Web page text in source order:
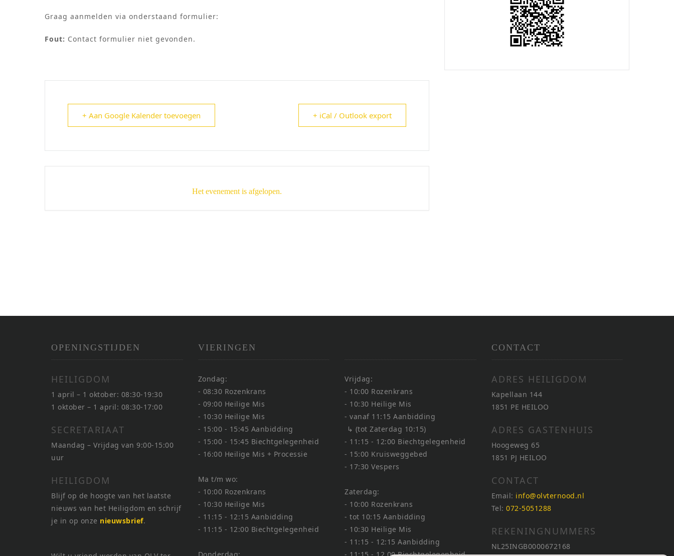
Graag aanmelden via onderstaand formulier:
Fout: Contact formulier niet gevonden.
+ Aan Google Kalender toevoegen + iCal / Outlook export
Het evenement is afgelopen.
OPENINGSTIJDEN
HEILIGDOM
1 april – 1 oktober: 08:30-19:30
1 oktober – 1 april: 08:30-17:00
SECRETARIAAT
Maandag – Vrijdag van 9:00-15:00
uur
HEILIGDOM
Blijf op de hoogte van het laatste
nieuws van het Heiligdom en schrijf
je in op onze nieuwsbrief.
VIERINGEN
Zondag:
- 08:30 Rozenkrans
- 09:00 Heilige Mis
- 10:30 Heilige Mis
- 15:00 - 15:45 Aanbidding
- 15:00 - 15:45 Biechtgelegenheid
- 16:00 Heilige Mis + Processie
Ma t/m wo:
- 10:00 Rozenkrans
- 10:30 Heilige Mis
- 11:15 - 12:15 Aanbidding
- 11:15 - 12:00 Biechtgelegenheid
Donderdag:
Vrijdag:
- 10:00 Rozenkrans
- 10:30 Heilige Mis
- vanaf 11:15 Aanbidding
↳ (tot Zaterdag 10:15)
- 11:15 - 12:00 Biechtgelegenheid
- 15:00 Kruisweggebed
- 17:30 Vespers
Zaterdag:
- 10:00 Rozenkrans
- tot 10:15 Aanbidding
- 10:30 Heilige Mis
- 11:15 - 12:15 Aanbidding
- 11:15 - 12.00 Biechtgelegenheid
CONTACT
ADRES HEILIGDOM
Kapellaan 144
1851 PE HEILOO
ADRES GASTENHUIS
Hoogeweg 65
1851 PJ HEILOO
CONTACT
Email: info@olvternood.nl
Tel: 072-5051288
REKENINGNUMMERS
NL25INGB0000672168